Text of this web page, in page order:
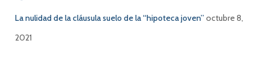
La nulidad de la cláusula suelo de la “hipoteca joven”octubre 8,
2021